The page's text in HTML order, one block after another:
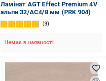
Ламінат AGT Effect Premium 4V
альпи 32/АС4/8 мм (PRK 904)
3
Немає в наявності